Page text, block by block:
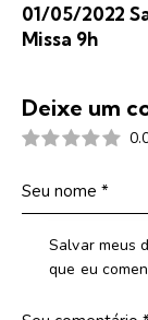
01/05/2022
Missa 9h
Deixe um
Salvar meus
que eu